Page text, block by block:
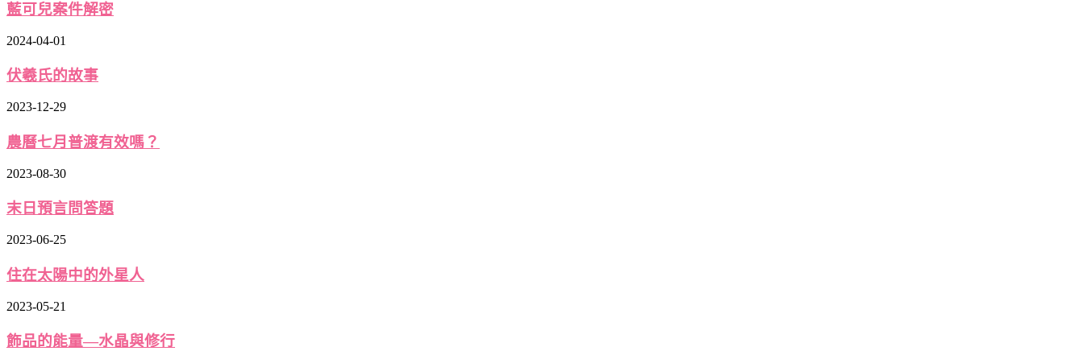
藍可兒案件解密
2024-04-01
伏羲氏的故事
2023-12-29
農曆七月普渡有效嗎？
2023-08-30
末日預言問答題
2023-06-25
住在太陽中的外星人
2023-05-21
飾品的能量—水晶與修行